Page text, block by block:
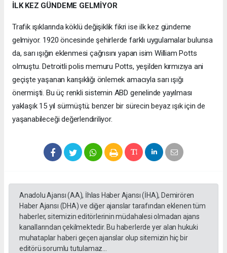
İLK KEZ GÜNDEME GELMİYOR
Trafik ışıklarında köklü değişiklik fikri ise ilk kez gündeme
gelmiyor. 1920 öncesinde şehirlerde farklı uygulamalar bulunsa
da, sarı ışığın eklenmesi çağrısını yapan isim William Potts
olmuştu. Detroitli polis memuru Potts, yeşilden kırmızıya ani
geçişte yaşanan karışıklığı önlemek amacıyla sarı ışığı
önermişti. Bu üç renkli sistemin ABD genelinde yayılması
yaklaşık 15 yıl sürmüştü; benzer bir sürecin beyaz ışık için de
yaşanabileceği değerlendiriliyor.
Anadolu Ajansı (AA), İhlas Haber Ajansı (İHA), Demirören
Haber Ajansı (DHA) ve diğer ajanslar tarafından eklenen tüm
haberler, sitemizin editörlerinin müdahalesi olmadan ajans
kanallarından çekilmektedir. Bu haberlerde yer alan hukuki
muhataplar haberi geçen ajanslar olup sitemizin hiç bir
editörü sorumlu tutulamaz...